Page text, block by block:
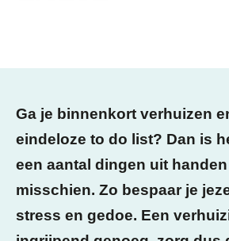
Ga je binnenkort verhuizen
eindeloze to do list? Dan is
een aantal dingen uit
misschien. Zo bespaar je
stress en gedoe. Een